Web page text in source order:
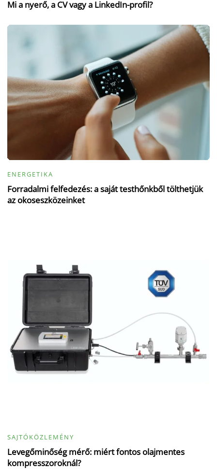
Mi a nyerő, a CV vagy a LinkedIn-profil?
ENERGETIKA
Forradalmi felfedezés: a saját testhőnkből tölthetjük
az okoseszközeinket
SAJTÓKÖZLEMÉNY
Levegőminőség mérő: miért fontos olajmentes
kompresszoroknál?